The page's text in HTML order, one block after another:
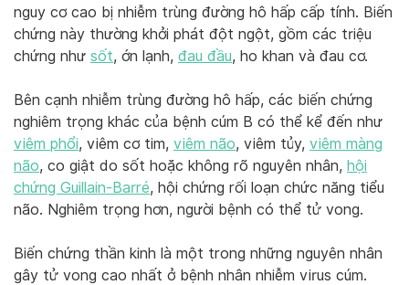
nguy cơ cao bị nhiễm trùng đường hô hấp cấp tính. Biến
chứng này thường khởi phát đột ngột, gồm các triệu
chứng như sốt, ớn lạnh, đau đầu, ho khan và đau cơ.
Bên cạnh nhiễm trùng đường hô hấp, các biến chứng
nghiêm trọng khác của bệnh cúm B có thể kể đến như
viêm phổi, viêm cơ tim, viêm não, viêm tủy, viêm màng
não, co giật do sốt hoặc không rõ nguyên nhân, hội
chứng Guillain-Barré, hội chứng rối loạn chức năng tiểu
não. Nghiêm trọng hơn, người bệnh có thể tử vong.
Biến chứng thần kinh là một trong những nguyên nhân
gây tử vong cao nhất ở bệnh nhân nhiễm virus cúm.